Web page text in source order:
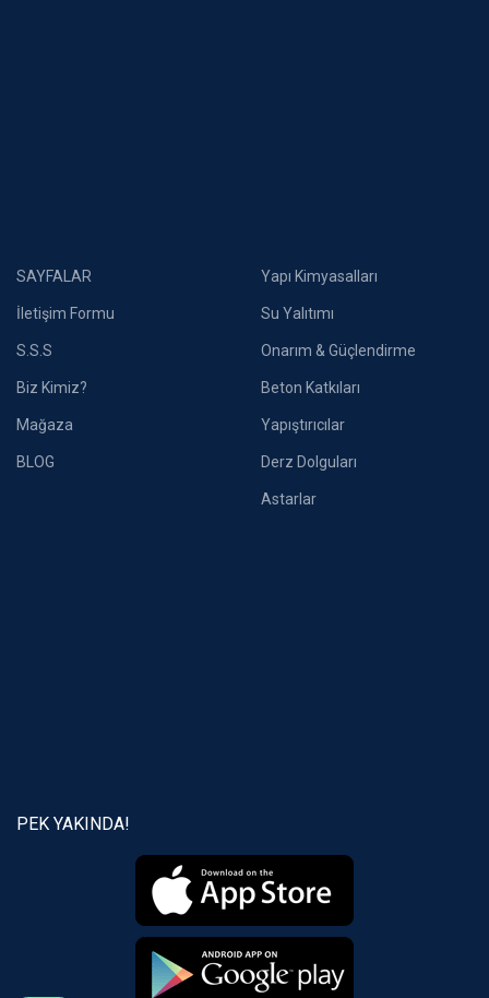
SAYFALAR
İletişim Formu
S.S.S
Biz Kimiz?
Mağaza
BLOG
Yapı Kimyasalları
Su Yalıtımı
Onarım & Güçlendirme
Beton Katkıları
Yapıştırıcılar
Derz Dolguları
Astarlar
PEK YAKINDA!